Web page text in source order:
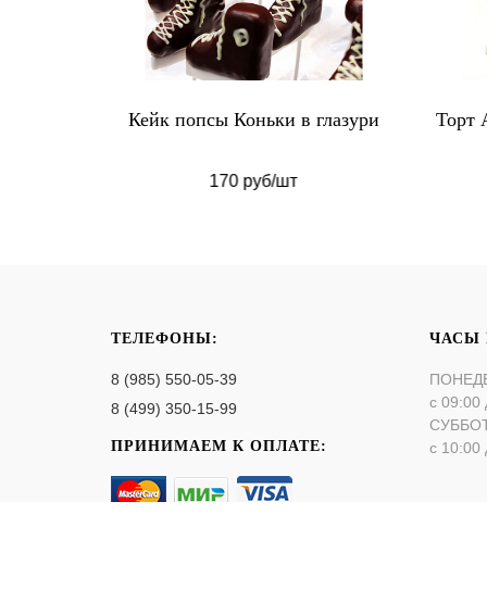
Кейк попсы Коньки в глазури
170 руб/шт
Торт
ТЕЛЕФОНЫ:
8 (985) 550-05-39
8 (499) 350-15-99
ПРИНИМАЕМ К ОПЛАТЕ:
ЧАСЫ
с 09:00
с 10:00